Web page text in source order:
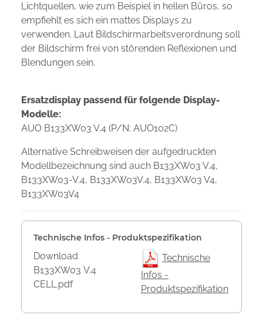
Lichtquellen, wie zum Beispiel in hellen Büros, so
empfiehlt es sich ein mattes Displays zu
verwenden. Laut Bildschirmarbeitsverordnung soll
der Bildschirm frei von störenden Reflexionen und
Blendungen sein.
Ersatzdisplay passend für folgende Display-
Modelle:
AUO B133XW03 V.4 (P/N: AUO102C)
Alternative Schreibweisen der aufgedruckten
Modellbezeichnung sind auch B133XW03 V.4,
B133XW03-V.4, B133XW03V.4, B133XW03 V4,
B133XW03V4
Technische Infos - Produktspezifikation
Download
B133XW03 V.4
CELL.pdf
Technische
Infos -
Produktspezifikation